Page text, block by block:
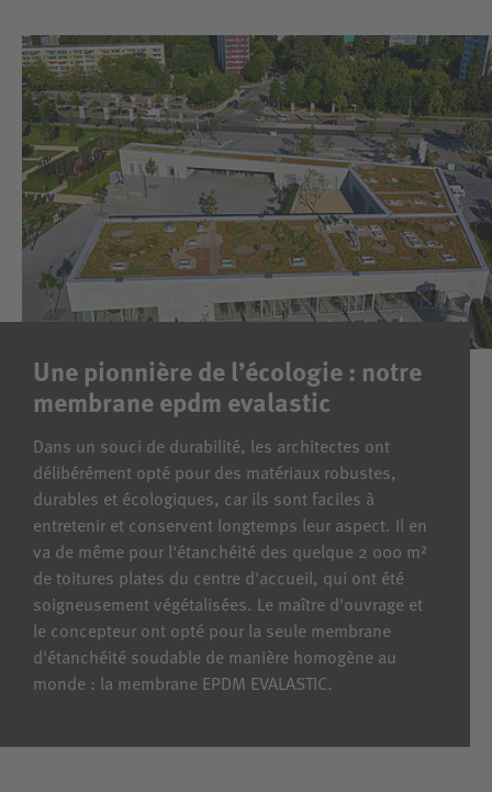
Une pionnière de l’écologie : notre
membrane epdm evalastic
Dans un souci de durabilité, les architectes ont
délibérément opté pour des matériaux robustes,
durables et écologiques, car ils sont faciles à
entretenir et conservent longtemps leur aspect. Il en
va de même pour l'étanchéité des quelque 2 000 m²
de toitures plates du centre d'accueil, qui ont été
soigneusement végétalisées. Le maître d'ouvrage et
le concepteur ont opté pour la seule membrane
d'étanchéité soudable de manière homogène au
monde : la membrane EPDM EVALASTIC.